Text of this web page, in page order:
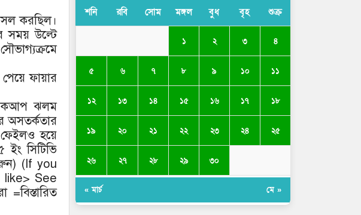
করছিল।
সময় উল্টে
ফায়ার
ঝলম
অসতর্কতার
ফেইলও হয়ে
সিটিভি
(If you
See
শনি রবি সোম মঙ্গল বুধ বৃহ শুক্র
১ ২ ৩ ৪
৫ ৬ ৭ ৮ ৯ ১০ ১১
১২ ১৩ ১৪ ১৫ ১৬ ১৭ ১৮
১৯ ২০ ২১ ২২ ২৩ ২৪ ২৫
২৬ ২৭ ২৮ ২৯ ৩০
« মার্চ মে »